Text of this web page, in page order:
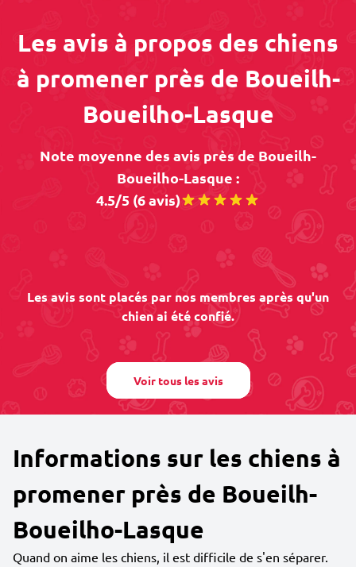
Les avis à propos des chiens
à promener près de Boueilh-
Boueilho-Lasque
Note moyenne des avis près de Boueilh-
Boueilho-Lasque :
4.5/5 (6 avis)
Les avis sont placés par nos membres après qu'un
chien ai été confié.
Voir tous les avis
Informations sur les chiens à
promener près de Boueilh-
Boueilho-Lasque
Quand on aime les chiens, il est difficile de s'en séparer.